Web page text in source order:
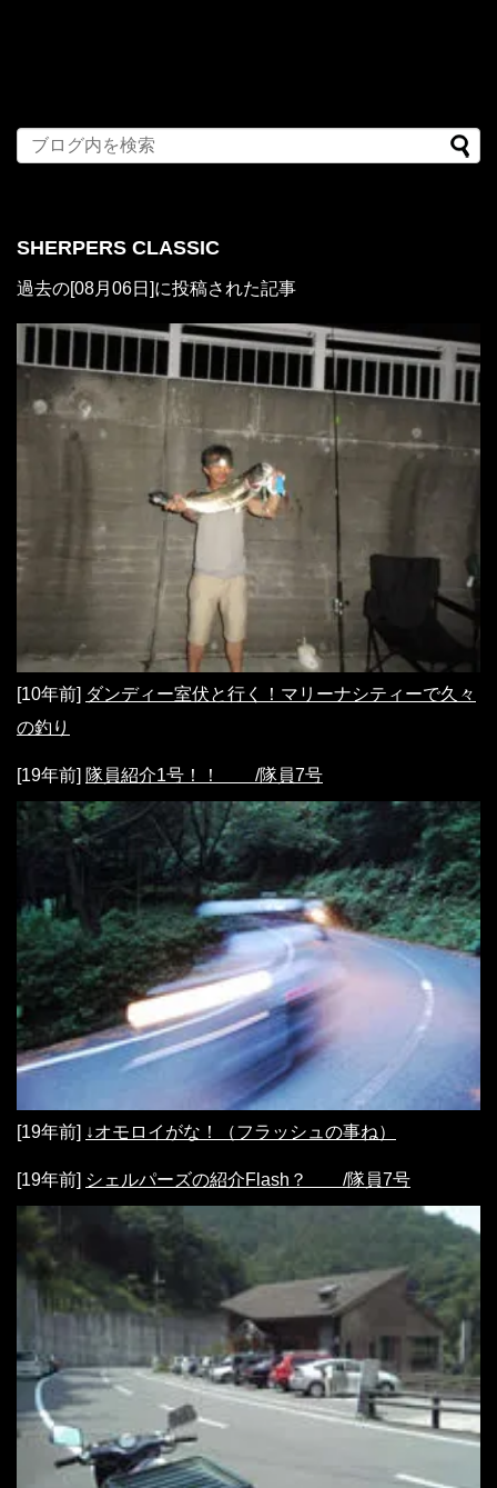
SHERPERS CLASSIC
過去の[08月06日]に投稿された記事
[10年前] ダンディー室伏と行く！マリーナシティーで久々
の釣り
[19年前] 隊員紹介1号！！ /隊員7号
[19年前] ↓オモロイがな！（フラッシュの事ね）
[19年前] シェルパーズの紹介Flash？ /隊員7号